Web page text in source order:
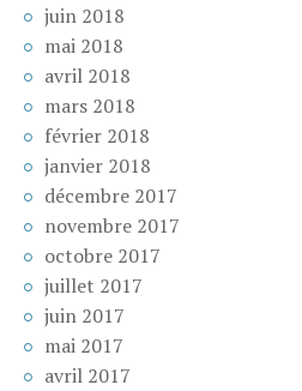
juin 2018
mai 2018
avril 2018
mars 2018
février 2018
janvier 2018
décembre 2017
novembre 2017
octobre 2017
juillet 2017
juin 2017
mai 2017
avril 2017